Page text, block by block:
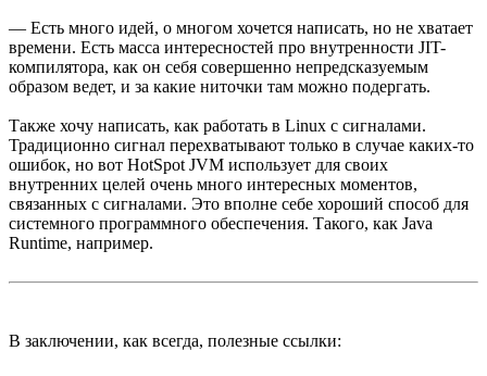
— Есть много идей, о многом хочется написать, но не хватает
времени. Есть масса интересностей про внутренности JIT-
компилятора, как он себя совершенно непредсказуемым
образом ведет, и за какие ниточки там можно подергать.
Также хочу написать, как работать в Linux с сигналами.
Традиционно сигнал перехватывают только в случае каких-то
ошибок, но вот HotSpot JVM использует для своих
внутренних целей очень много интересных моментов,
связанных с сигналами. Это вполне себе хороший способ для
системного программного обеспечения. Такого, как Java
Runtime, например.
В заключении, как всегда, полезные ссылки: